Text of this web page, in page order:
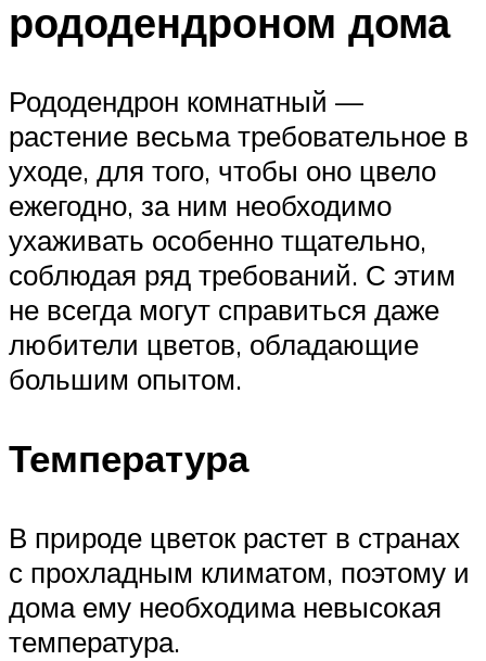
рододендроном дома
Рододендрон комнатный —
растение весьма требовательное в
уходе, для того, чтобы оно цвело
ежегодно, за ним необходимо
ухаживать особенно тщательно,
соблюдая ряд требований. С этим
не всегда могут справиться даже
любители цветов, обладающие
большим опытом.
Температура
В природе цветок растет в странах
с прохладным климатом, поэтому и
дома ему необходима невысокая
температура.